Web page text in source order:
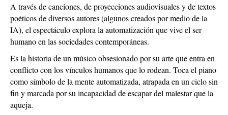
A través de canciones, de proyecciones audiovisuales y de textos
poéticos de diversos autores (algunos creados por medio de la
IA), el espectáculo explora la automatización que vive el ser
humano en las sociedades contemporáneas.
Es la historia de un músico obsesionado por su arte que entra en
conflicto con los vínculos humanos que lo rodean. Toca el piano
como símbolo de la mente automatizada, atrapada en un ciclo sin
fin y marcada por su incapacidad de escapar del malestar que la
aqueja.